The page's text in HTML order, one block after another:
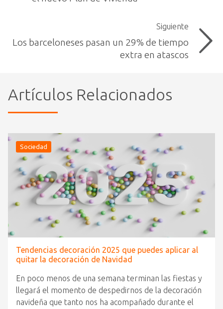
Siguiente
Los barceloneses pasan un 29% de tiempo
extra en atascos
Artículos Relacionados
Sociedad
Tendencias decoración 2025 que puedes aplicar al
quitar la decoración de Navidad
En poco menos de una semana terminan las fiestas y
llegará el momento de despedirnos de la decoración
navideña que tanto nos ha acompañado durante el